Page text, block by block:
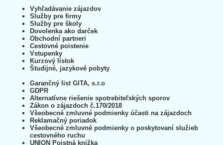
Vyhľadávanie zájazdov
Služby pre firmy
Služby pre školy
Dovolenka ako darček
Obchodní partneri
Cestovné poistenie
Vstupenky
Kurzový lístok
Študijné, jazykové pobyty
Garančný list GITA, s.r.o
GDPR
Alternatívne riešenie spotrebiteľských sporov
Zákon o zájazdoch č.170/2018
Všeobecné zmluvné podmienky účasti na zájazdoch
Reklamačný poriadok
Všeobecné zmluvné podmienky o poskytovaní služieb
cestovného ruchu
UNION Poistná knižka